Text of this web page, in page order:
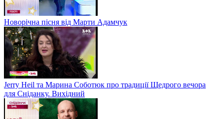
Новорічна пісня від Марти Адамчук
Jerry Heil та Марина Соботюк про традиції Щедрого вечора
для Сніданку. Вихідний